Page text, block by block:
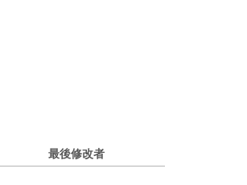
最後修改者